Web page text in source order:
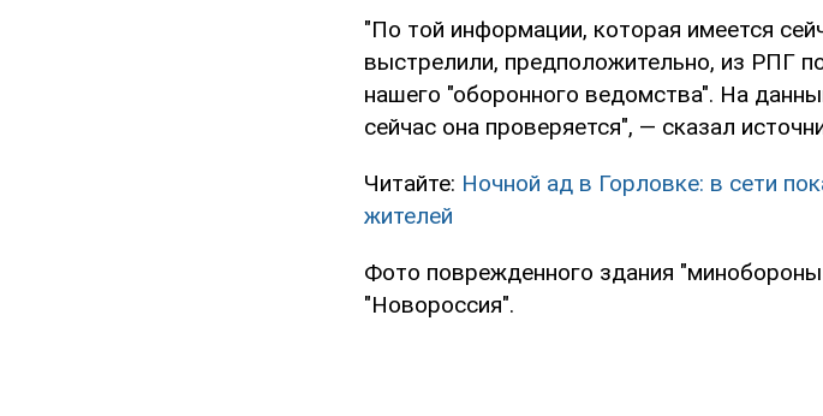
"По той информации, которая имеется
выстрелили, предположительно, из РПГ
нашего "оборонного ведомства". На
сейчас она проверяется", — сказал
Читайте: Ночной ад в Горловке: в сети
жителей
Фото поврежденного здания
"Новороссия".